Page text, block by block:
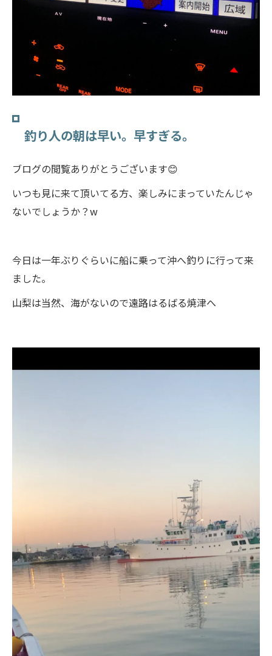
釣り人の朝は早い。早すぎる。
ブログの閲覧ありがとうございます😊
いつも見に来て頂いてる方、楽しみにまっていたんじゃ
ないでしょうか？w
今日は一年ぶりぐらいに船に乗って沖へ釣りに行って来
ました。
山梨は当然、海がないので遠路はるばる焼津へ